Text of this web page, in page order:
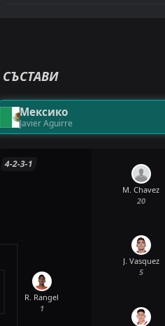
СЪСТАВИ
Мексико
Javier Aguirre
4-2-3-1
R. Rangel
1
J. Vasquez
5
M. Chavez
20